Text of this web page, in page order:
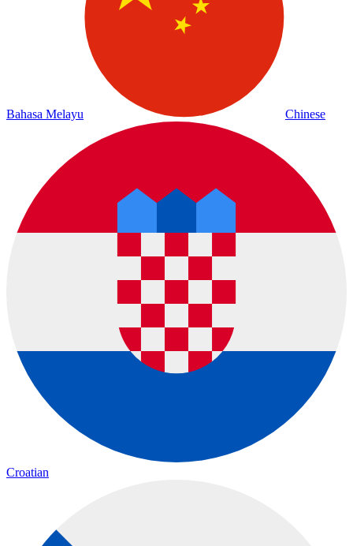
Bahasa Melayu Chinese
Croatian